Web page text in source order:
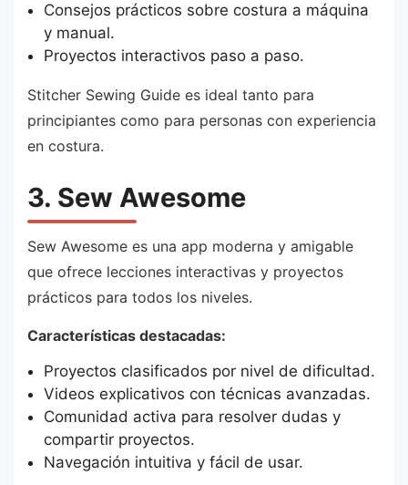
Consejos prácticos sobre costura a máquina
y manual.
Proyectos interactivos paso a paso.
Stitcher Sewing Guide es ideal tanto para
principiantes como para personas con experiencia
en costura.
3. Sew Awesome
Sew Awesome es una app moderna y amigable
que ofrece lecciones interactivas y proyectos
prácticos para todos los niveles.
Características destacadas:
Proyectos clasificados por nivel de dificultad.
Videos explicativos con técnicas avanzadas.
Comunidad activa para resolver dudas y
compartir proyectos.
Navegación intuitiva y fácil de usar.